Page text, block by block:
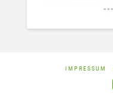
IMPRESSUM